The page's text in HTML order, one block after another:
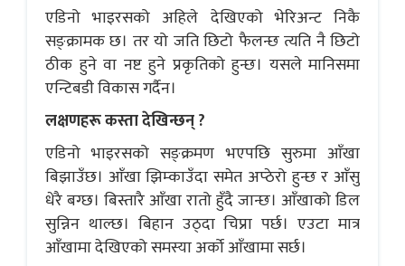
एडिनो भाइरसको अहिले देखिएको भेरिअन्ट निकै
सङ्क्रामक छ। तर यो जति छिटो फैलन्छ त्यति नै छिटो
ठीक हुने वा नष्ट हुने प्रकृतिको हुन्छ। यसले मानिसमा
एन्टिबडी विकास गर्दैन।
लक्षणहरू कस्ता देखिन्छन् ?
एडिनो भाइरसको सङ्क्रमण भएपछि सुरुमा आँखा
बिझाउँछ। आँखा झिम्काउँदा समेत अप्ठेरो हुन्छ र आँसु
धेरै बग्छ। बिस्तारै आँखा रातो हुँदै जान्छ। आँखाको डिल
सुन्निन थाल्छ। बिहान उठ्दा चिप्रा पर्छ। एउटा मात्र
आँखामा देखिएको समस्या अर्को आँखामा सर्छ।